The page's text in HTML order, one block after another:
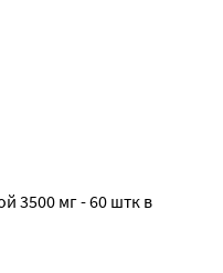
3500 мг - 60 штк в